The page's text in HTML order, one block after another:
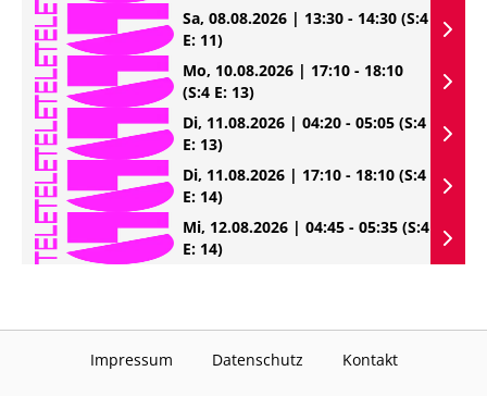
Sa, 08.08.2026 | 13:30 - 14:30 (S:4
E: 11)
Mo, 10.08.2026 | 17:10 - 18:10
(S:4 E: 13)
Di, 11.08.2026 | 04:20 - 05:05 (S:4
E: 13)
Di, 11.08.2026 | 17:10 - 18:10 (S:4
E: 14)
Mi, 12.08.2026 | 04:45 - 05:35 (S:4
E: 14)
Impressum Datenschutz Kontakt